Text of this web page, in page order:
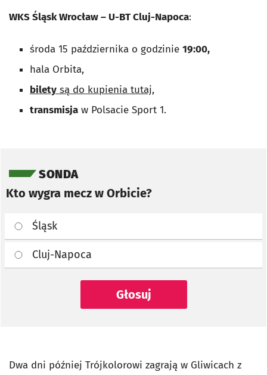
WKS Śląsk Wrocław – U-BT Cluj-Napoca:
środa 15 października o godzinie 19:00,
hala Orbita,
bilety są do kupienia tutaj,
transmisja w Polsacie Sport 1.
SONDA
Kto wygra mecz w Orbicie?
Śląsk
Cluj-Napoca
Głosuj
Dwa dni później Trójkolorowi zagrają w Gliwicach z